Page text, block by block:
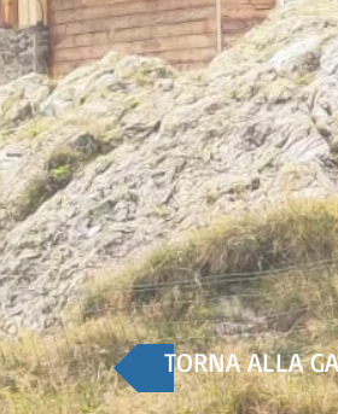
TORNA ALLA